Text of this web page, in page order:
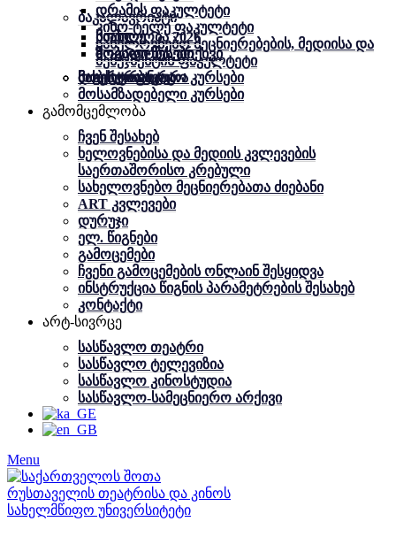
ბაკალავრიატი
დრამის ფაკულტეტი
კინო-ტელე ფაკულტეტი
სახელოვნებო მეცნიერებების, მედიისა და
მენეჯმენტის ფაკულტეტი
მაგისტრატურა
სიახლე
ზოგადი წესები
დოქტორანტურა
სიახლე
ზოგადი წესები
მობილობა
მობილობა 2026
მობილობა. არქივი
სასერტიფიკატო კურსები
მოსამზადებელი კურსები
გამომცემლობა
ჩვენ შესახებ
ხელოვნებისა და მედიის კვლევების
საერთაშორისო კრებული
სახელოვნებო მეცნიერებათა ძიებანი
ART კვლევები
დურუჯი
ელ. წიგნები
გამოცემები
ჩვენი გამოცემების ონლაინ შესყიდვა
ინსტრუქცია წიგნის პარამეტრების შესახებ
კონტაქტი
არტ-სივრცე
სასწავლო თეატრი
სასწავლო ტელევიზია
სასწავლო კინოსტუდია
სასწავლო-სამეცნიერო არქივი
Menu